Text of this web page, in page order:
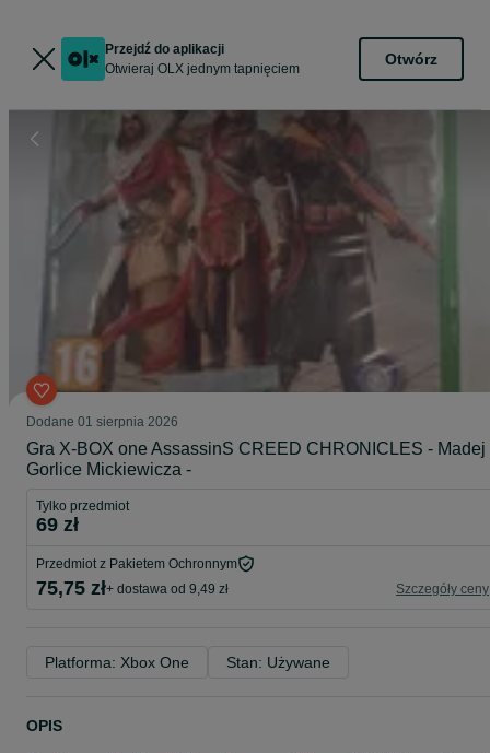
Przejdź do aplikacji
Otwieraj OLX jednym tapnięciem
Otwórz
Dodane 01 sierpnia 2026
Gra X-BOX one AssassinS CREED CHRONICLES - Madej
Gorlice Mickiewicza -
Tylko przedmiot
69 zł
Przedmiot z Pakietem Ochronnym
75,75 zł+ dostawa od 9,49 zł Szczegóły ceny
Platforma: Xbox One Stan: Używane
OPIS